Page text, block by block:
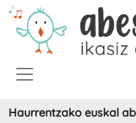
Haurrentzako euskal